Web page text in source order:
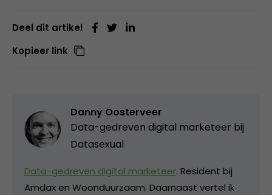
Deel dit artikel
Kopieer link
Danny Oosterveer
Data-gedreven digital marketeer bij
Datasexual
Data-gedreven digital marketeer. Resident bij
Amdax en Woonduurzaam. Daarnaast vertel ik